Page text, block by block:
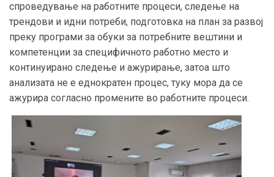
спроведување на работните процеси, следење на
трендови и идни потреби, подготовка на план за развој
преку програми за обуки за потребните вештини и
компетенции за специфичното работно место и
континуирано следење и ажурирање, затоа што
анализата не е еднократен процес, туку мора да се
ажурира согласно промените во работните процеси.